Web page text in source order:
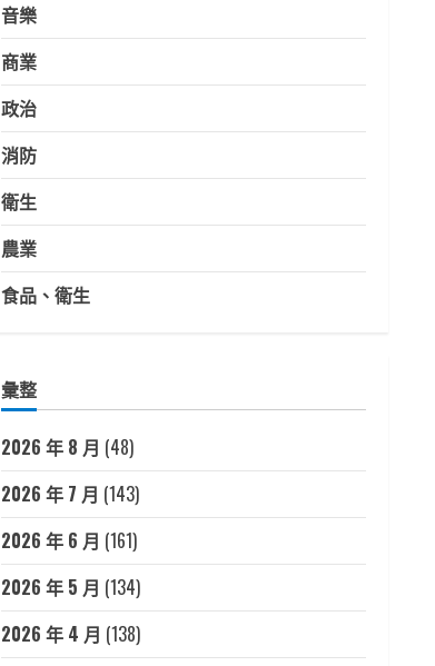
音樂
商業
政治
消防
衛生
農業
食品、衛生
彙整
2026 年 8 月 (48)
2026 年 7 月 (143)
2026 年 6 月 (161)
2026 年 5 月 (134)
2026 年 4 月 (138)